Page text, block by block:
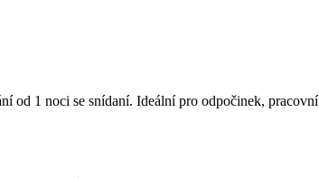
1 noci se snídaní. Ideální pro odpočinek,